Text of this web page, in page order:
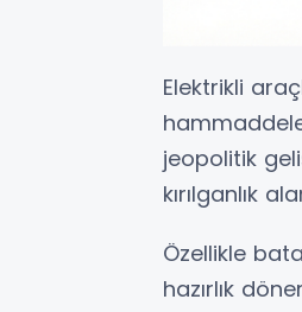
Elektrikli
jeopolitik
kırılganlık
Özellikle
hazırlık